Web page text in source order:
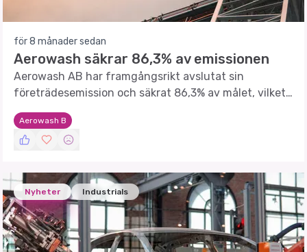
för 8 månader sedan
Aerowash säkrar 86,3% av emissionen
Aerowash AB har framgångsrikt avslutat sin
företrädesemission och säkrat 86,3% av målet, vilket
tillför bolaget cirka 7 MSEK.
Aerowash B
Nyheter Industrials